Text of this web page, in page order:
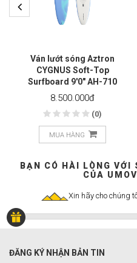
Ván lướt sóng Aztron
CYGNUS Soft-Top
Surfboard 9'0" AH-710
8.500.000đ
(0)
MUA HÀNG
BẠN CÓ HÀI LÒNG
CỦA
Xin hãy cho chúng
ĐĂNG KÝ NHẬN BẢN TIN